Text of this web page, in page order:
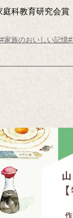
科教育研究会賞
立円座小学校 4
#家族のおいしい記憶